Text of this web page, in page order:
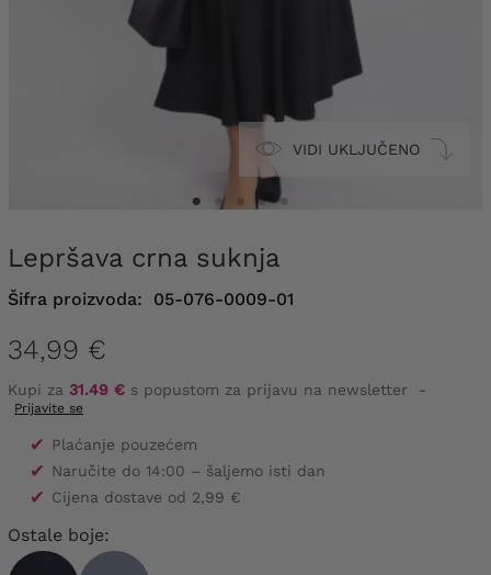
VIDI UKLJUČENO
Lepršava crna suknja
Šifra proizvoda: 05-076-0009-01
34,99 €
Kupi za 31.49 € s popustom za prijavu na newsletter -
Prijavite se
✔ Plaćanje pouzećem
✔ Naručite do 14:00 – šaljemo isti dan
✔ Cijena dostave od 2,99 €
Ostale boje: